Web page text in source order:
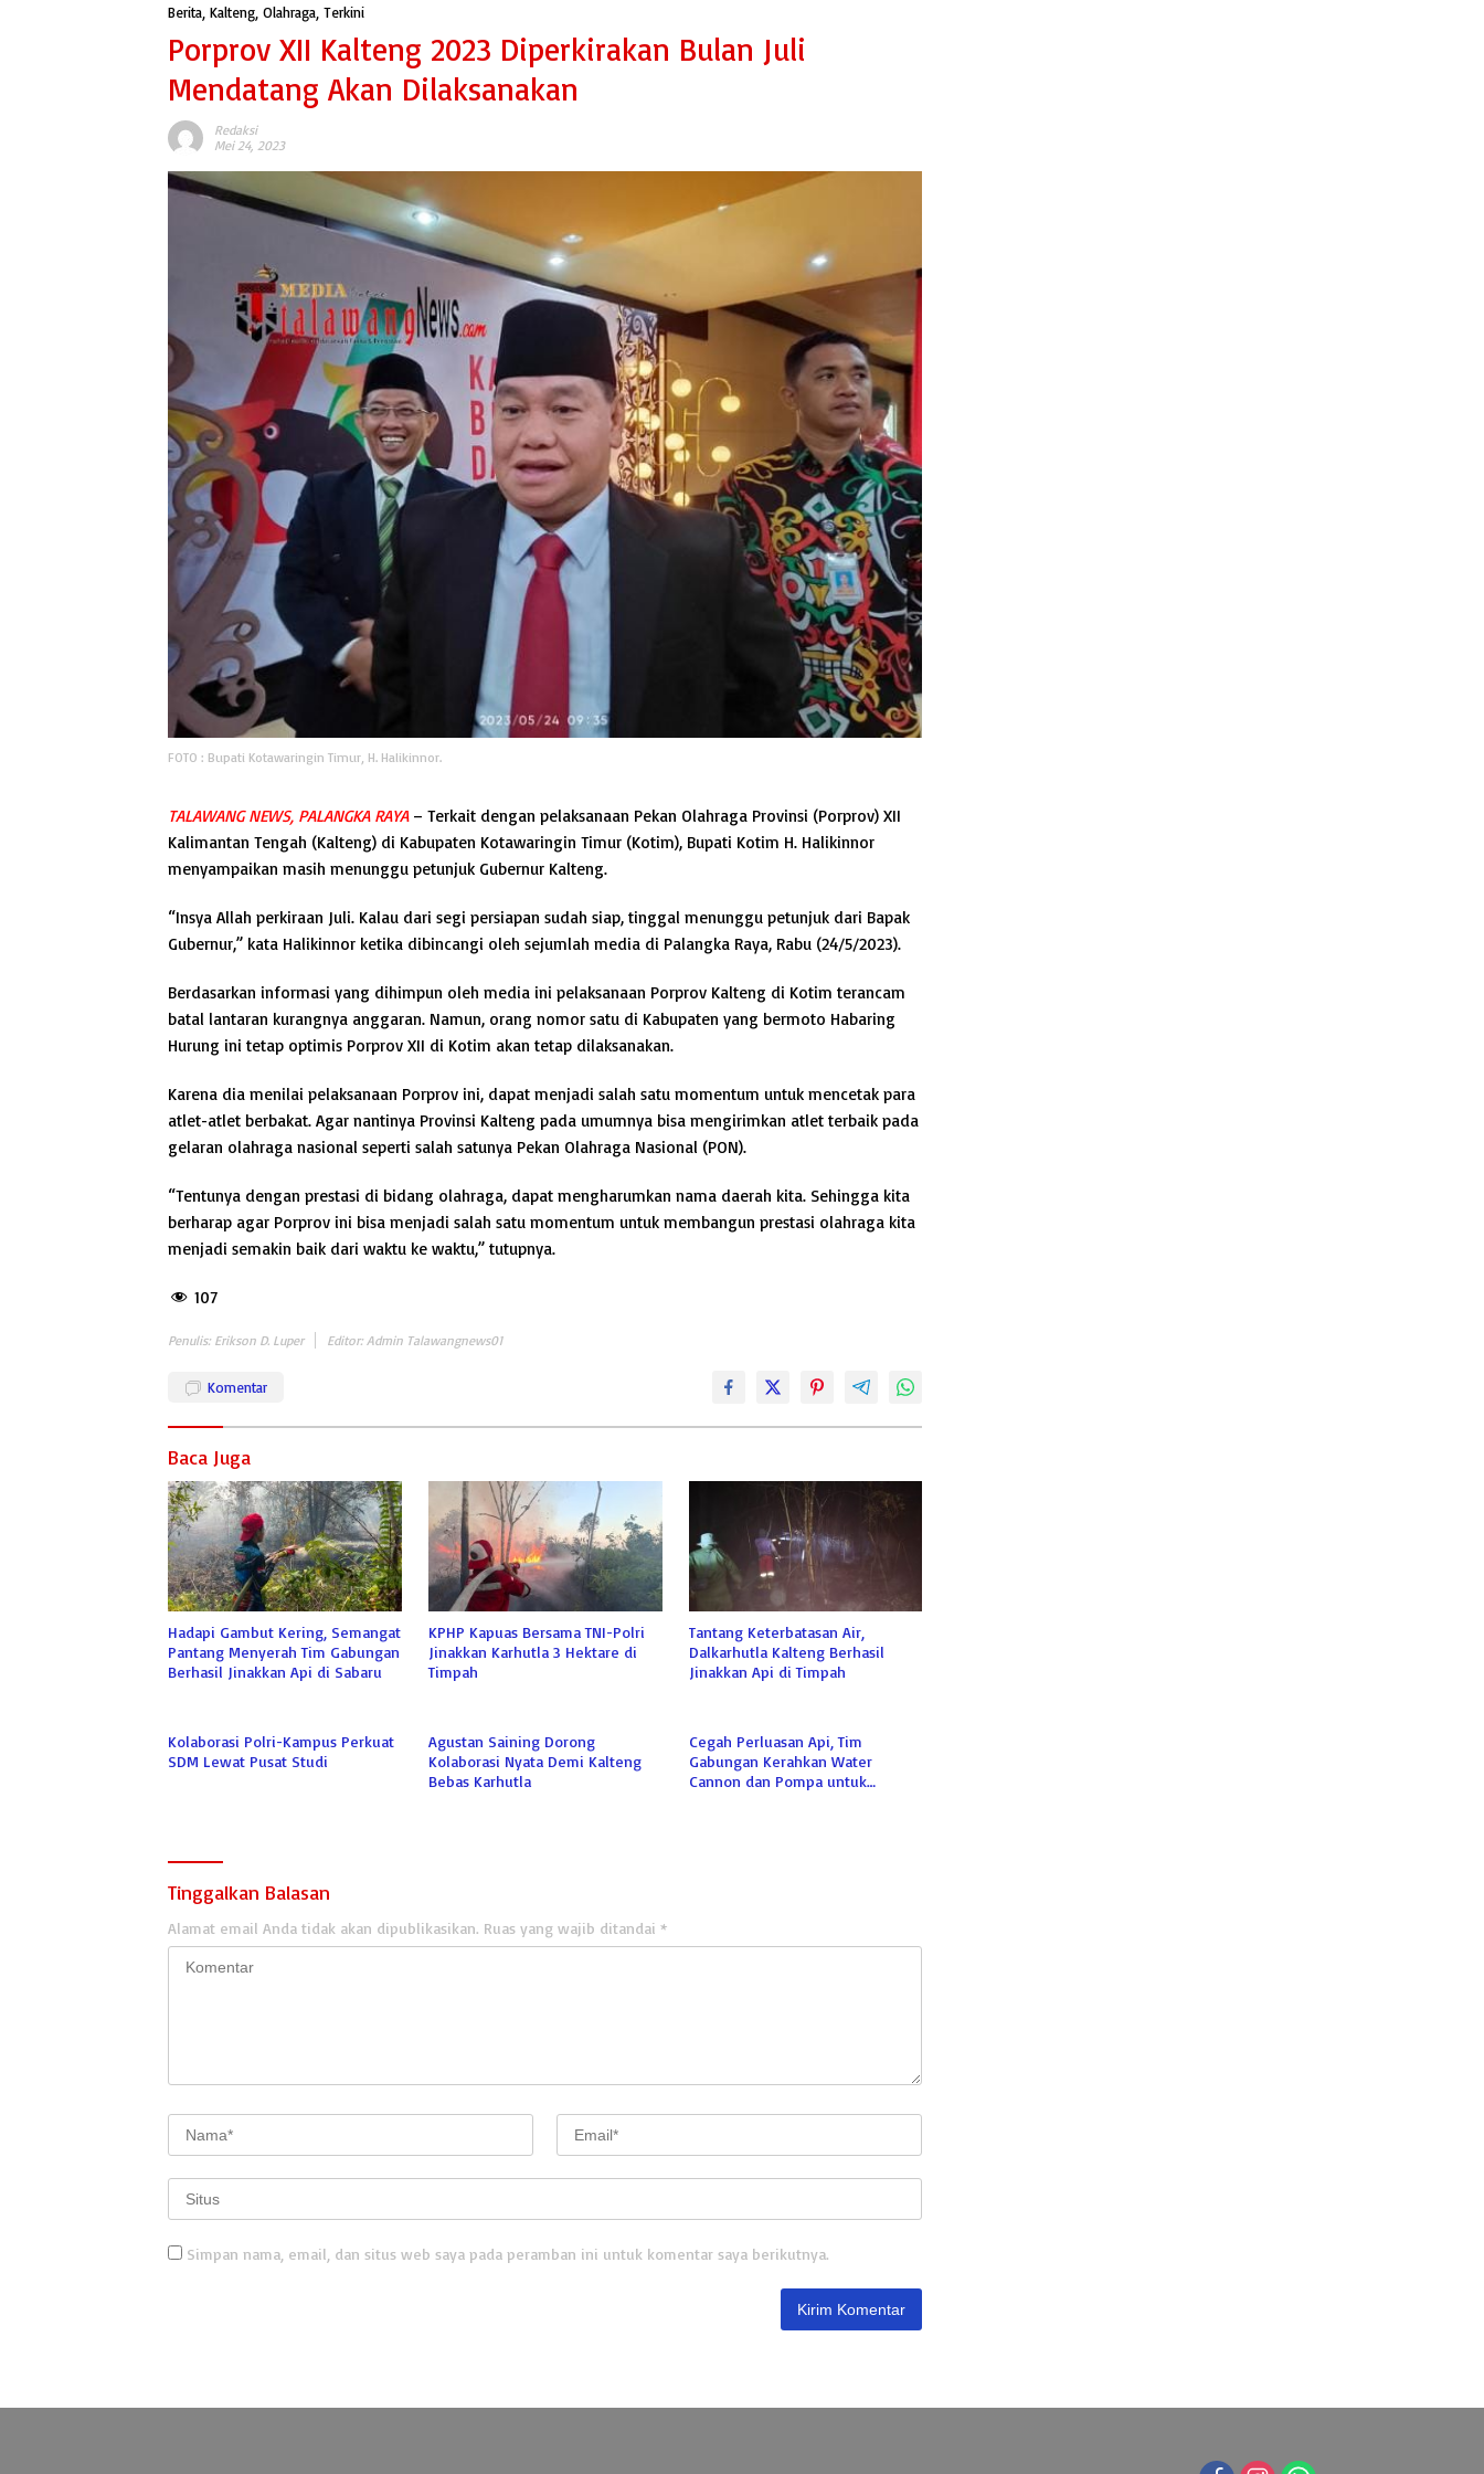
Berita Kalteng Olahraga Terkini
Porprov XII Kalteng 2023 Diperkirakan Bulan Juli
Mendatang Akan Dilaksanakan
Redaksi
Mei 24, 2023
FOTO : Bupati Kotawaringin Timur, H. Halikinnor.
TALAWANG NEWS, PALANGKA RAYA– Terkait dengan pelaksanaan Pekan Olahraga Provinsi (Porprov) XII
Kalimantan Tengah (Kalteng) di Kabupaten Kotawaringin Timur (Kotim), Bupati Kotim H. Halikinnor
menyampaikan masih menunggu petunjuk Gubernur Kalteng.
“Insya Allah perkiraan Juli. Kalau dari segi persiapan sudah siap, tinggal menunggu petunjuk dari Bapak
Gubernur,” kata Halikinnor ketika dibincangi oleh sejumlah media di Palangka Raya, Rabu (24/5/2023).
Berdasarkan informasi yang dihimpun oleh media ini pelaksanaan Porprov Kalteng di Kotim terancam
batal lantaran kurangnya anggaran. Namun, orang nomor satu di Kabupaten yang bermoto Habaring
Hurung ini tetap optimis Porprov XII di Kotim akan tetap dilaksanakan.
Karena dia menilai pelaksanaan Porprov ini, dapat menjadi salah satu momentum untuk mencetak para
atlet-atlet berbakat. Agar nantinya Provinsi Kalteng pada umumnya bisa mengirimkan atlet terbaik pada
gelaran olahraga nasional seperti salah satunya Pekan Olahraga Nasional (PON).
“Tentunya dengan prestasi di bidang olahraga, dapat mengharumkan nama daerah kita. Sehingga kita
berharap agar Porprov ini bisa menjadi salah satu momentum untuk membangun prestasi olahraga kita
menjadi semakin baik dari waktu ke waktu,” tutupnya.
107
Penulis: Erikson D. Luper Editor: Admin Talawangnews01
Komentar
Baca Juga
Hadapi Gambut Kering, Semangat
Pantang Menyerah Tim Gabungan
Berhasil Jinakkan Api di Sabaru
KPHP Kapuas Bersama TNI-Polri
Jinakkan Karhutla 3 Hektare di
Timpah
Tantang Keterbatasan Air,
Dalkarhutla Kalteng Berhasil
Jinakkan Api di Timpah
Kolaborasi Polri-Kampus Perkuat
SDM Lewat Pusat Studi
Agustan Saining Dorong
Kolaborasi Nyata Demi Kalteng
Bebas Karhutla
Cegah Perluasan Api, Tim
Gabungan Kerahkan Water
Cannon dan Pompa untuk
Tinggalkan Balasan
Alamat email Anda tidak akan dipublikasikan. Ruas yang wajib ditandai *
Simpan nama, email, dan situs web saya pada peramban ini untuk komentar saya berikutnya.